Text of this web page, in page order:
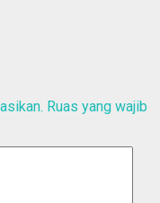
Ruas yang wajib